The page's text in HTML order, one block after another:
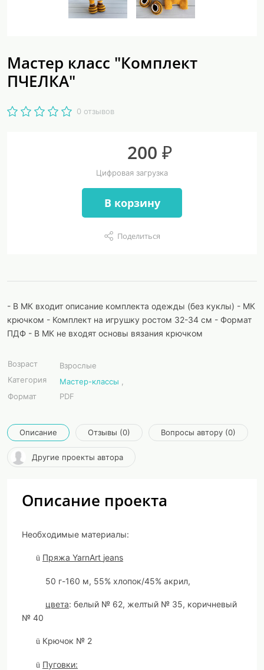
Мастер класс "Комплект
ПЧЕЛКА"
0 отзывов
200 ₽
Цифровая загрузка
В корзину
Поделиться
- В МК входит описание комплекта одежды (без куклы) - МК
крючком - Комплект на игрушку ростом 32-34 см - Формат
ПДФ - В МК не входят основы вязания крючком
Возраст
Взрослые
Категория
Мастер-классы
Формат
PDF
Описание Отзывы (0) Вопросы автору (0)
Другие проекты автора
Описание проекта
Необходимые материалы:
ü Пряжа YarnArt jeans
50 г-160 м, 55% хлопок/45% акрил,
цвета: белый № 62, желтый № 35, коричневый
№ 40
ü Крючок № 2
ü Пуговки: